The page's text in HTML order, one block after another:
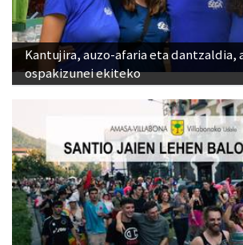
Kantujira, auzo-afaria eta dantzaldia,
ospakizunei ekiteko